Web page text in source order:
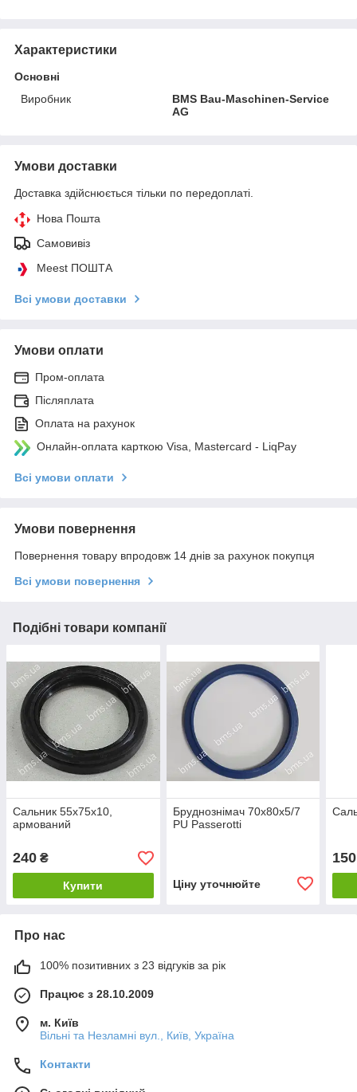
Характеристики
Основні
Виробник
BMS Bau-Maschinen-Service
AG
Умови доставки
Доставка здійснюється тільки по передоплаті.
Нова Пошта
Самовивіз
Meest ПОШТА
Всі умови доставки
Умови оплати
Пром-оплата
Післяплата
Оплата на рахунок
Онлайн-оплата карткою Visa, Mastercard - LiqPay
Всі умови оплати
Умови повернення
Повернення товару впродовж 14 днів за рахунок покупця
Всі умови повернення
Подібні товари компанії
Сальник 55х75х10,
армований
240 ₴
Купити
Бруднознімач 70х80х5/7
PU Passerotti
Ціну уточнюйте
150
Про нас
100% позитивних з 23 відгуків за рік
Працює з 28.10.2009
м. Київ
Вільні та Незламні вул., Київ, Україна
Контакти